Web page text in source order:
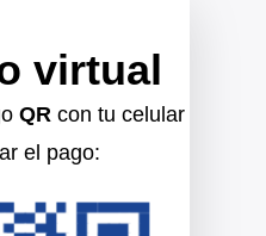
virtual
QRcon tu celular
el pago: